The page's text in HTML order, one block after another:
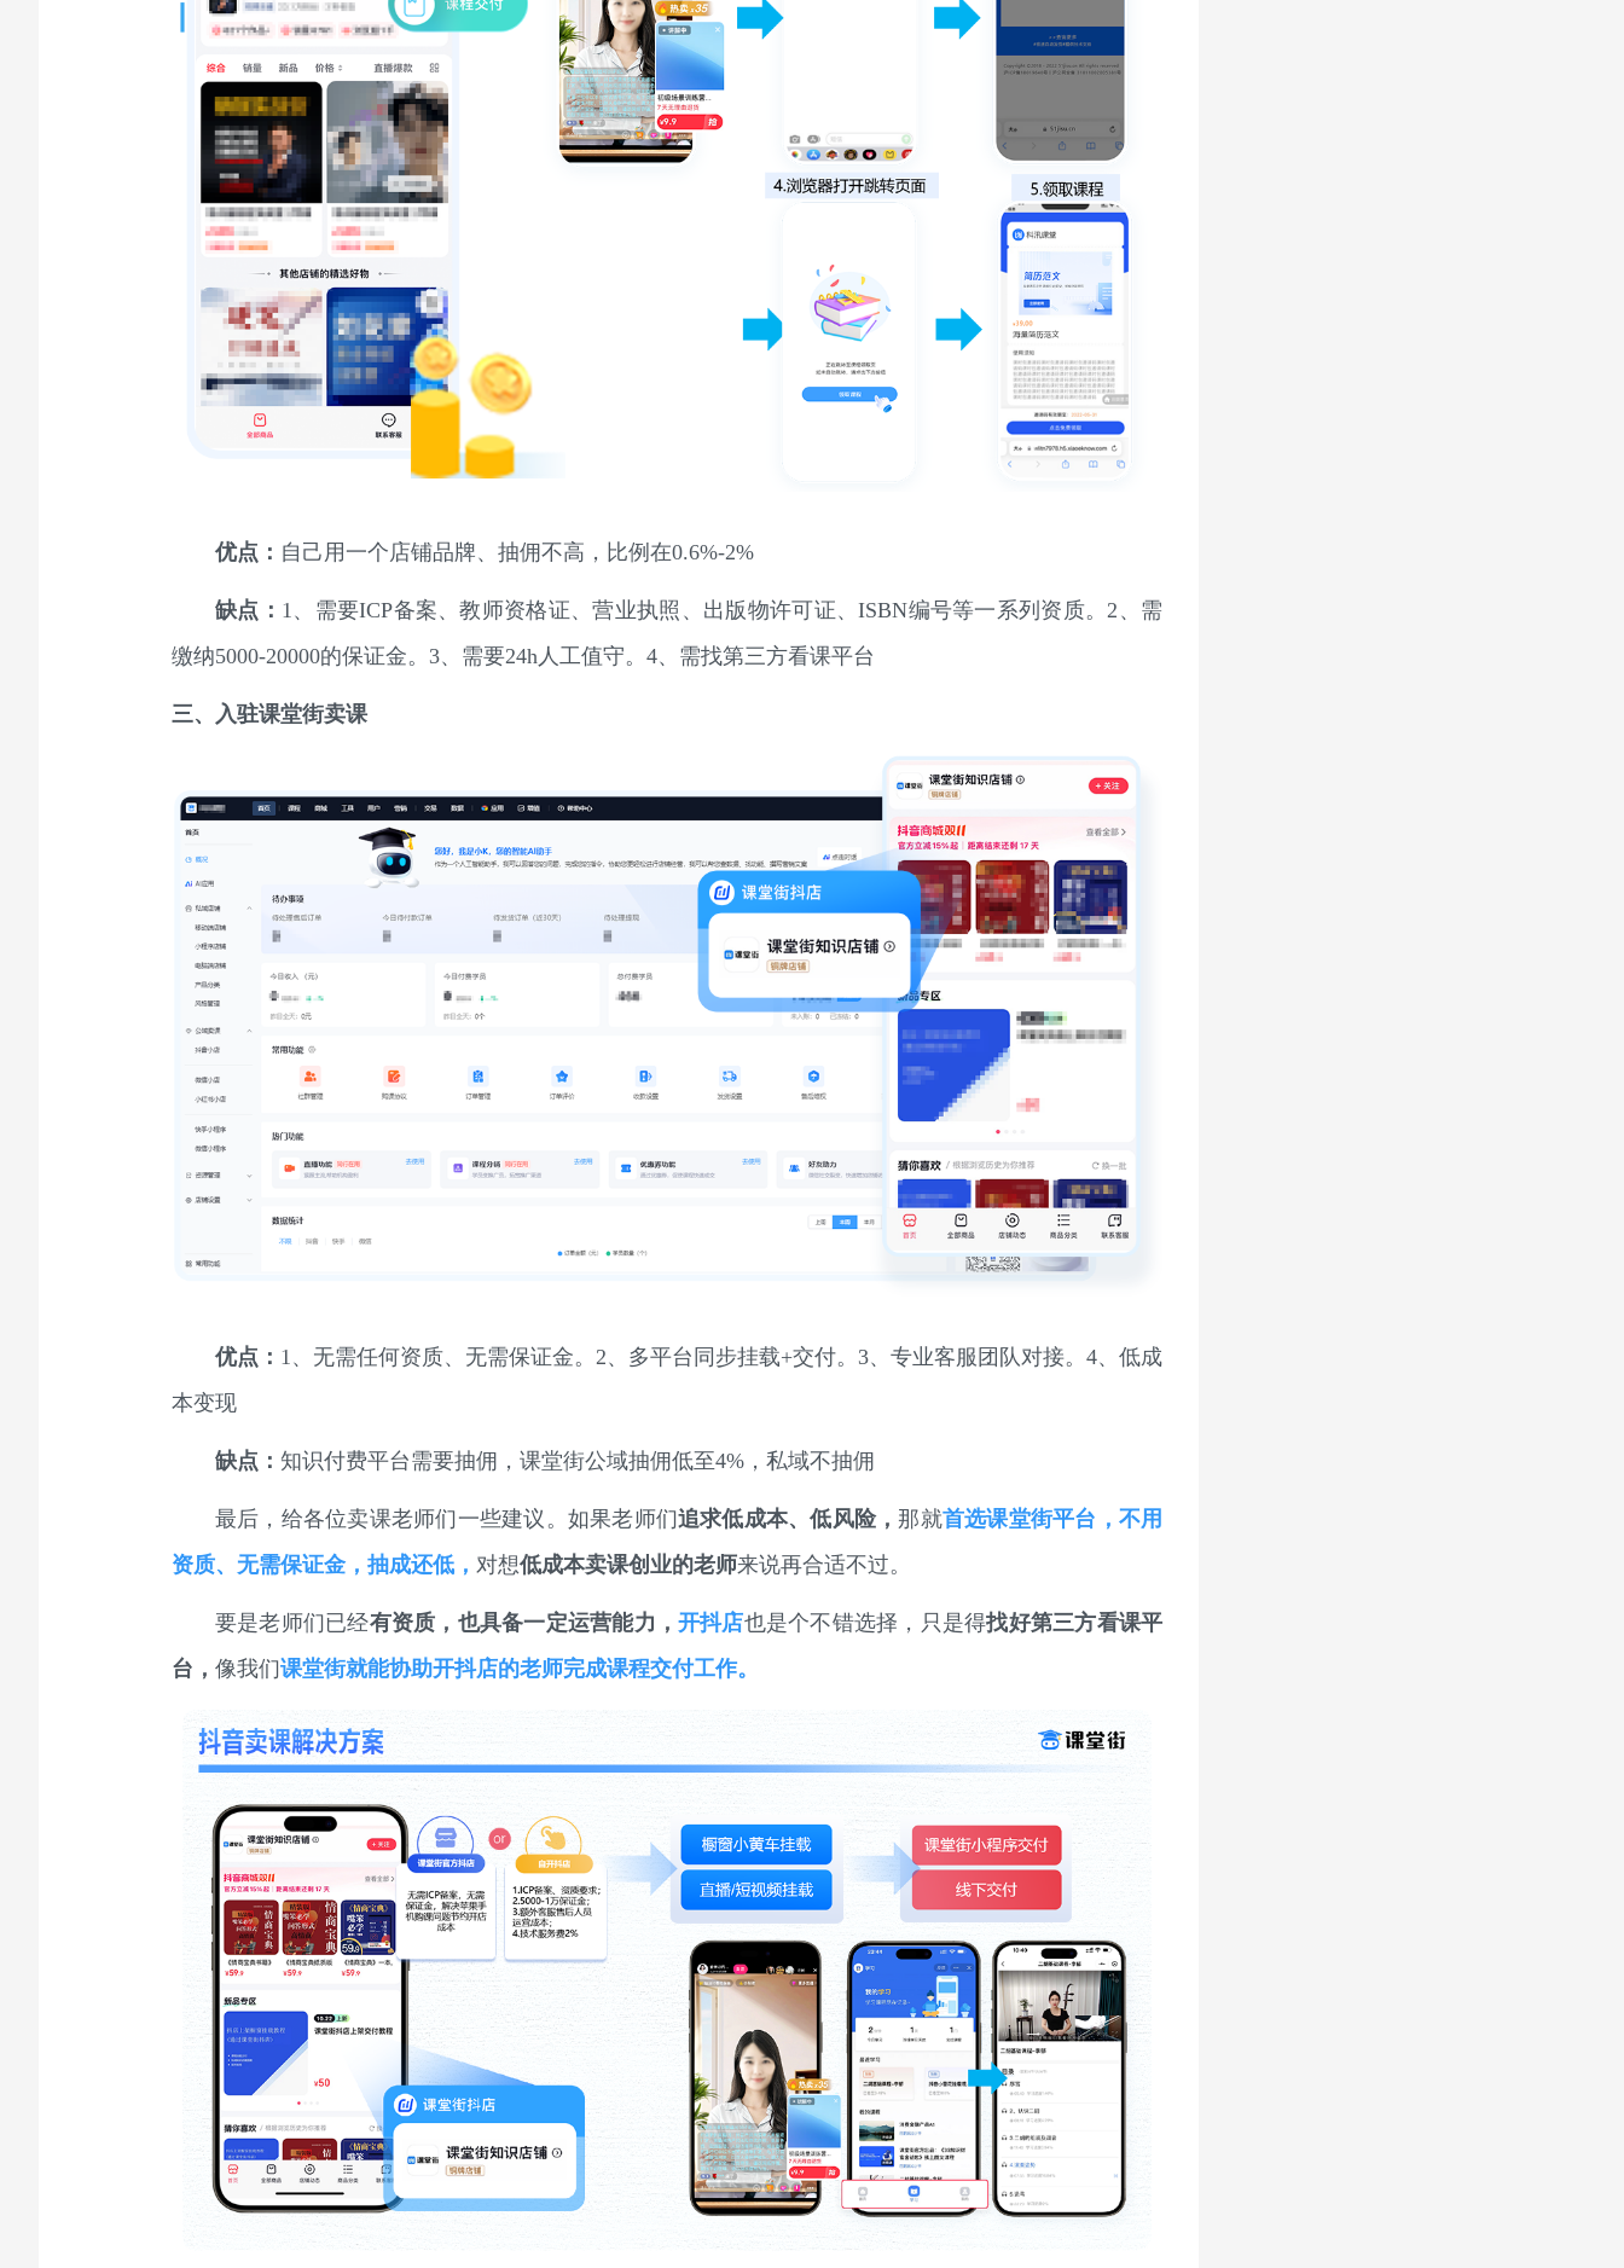
优点： 自己用一个店铺品牌、抽佣不高，比例在0.6%-2%
缺点： 1、需要ICP备案、教师资格证、营业执照、出版物许可证、ISBN编号等一系列资质。2、需
缴纳5000-20000的保证金。 3、需要24h人工值守。 4、需找第三方看课平台
三、 入驻课堂街卖课
优点： 1、无需任何资质、无需保证金。 2、多平台同步挂载+交付。 3、专业客服团队对接。 4、低成
本变现
缺点： 知识付费平台需要抽佣，课堂街公域抽佣低至4%，私域不抽佣
最后，给各位卖课老师们一些建议。如果老师们追求低成本、低风险， 那就首选课堂街平台，不用
资质、无需保证金，抽成还低， 对想低成本卖课创业的老师来说再合适不过。
要是老师们已经有资质，也具备一定运营能力，开抖店也是个不错选择，只是得找好第三方看课平
台， 像我们课堂街就能协助开抖店的老师完成课程交付工作。